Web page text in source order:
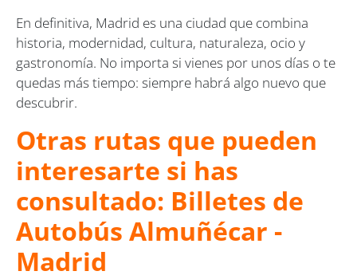
En definitiva, Madrid es una ciudad que combina
historia, modernidad, cultura, naturaleza, ocio y
gastronomía. No importa si vienes por unos días o te
quedas más tiempo: siempre habrá algo nuevo que
descubrir.
Otras rutas que pueden
interesarte si has
consultado: Billetes de
Autobús Almuñécar -
Madrid